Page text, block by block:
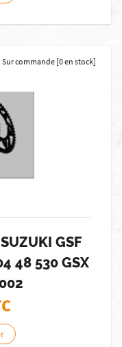
Sur commande [0 en stock]
GSF
48 530 GSX